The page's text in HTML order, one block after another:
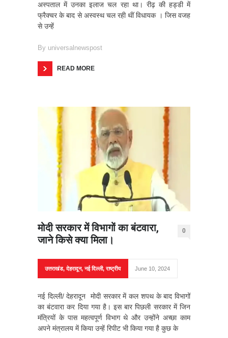
अस्पताल में उनका इलाज चल रहा था। रीढ़ की हड्डी में
फ्रैक्चर के बाद से अस्वस्थ चल रही थीं विधायक । जिस वजह
से उन्हें
By universalnewspost
READ MORE
मोदी सरकार में विभागों का बंटवारा,
जाने किसे क्या मिला।
0
उत्तराखंड,देहरादून,नई दिल्ली,राष्ट्रीय June 10, 2024
नई दिल्ली/ देहरादून मोदी सरकार में कल शपथ के बाद विभागों
का बंटवारा कर दिया गया है। इस बार पिछली सरकार में जिन
मंत्रियों के पास महत्वपूर्ण विभाग थे और उन्होंने अच्छा काम
अपने मंत्रालय में किया उन्हें रिपीट भी किया गया है कुछ के